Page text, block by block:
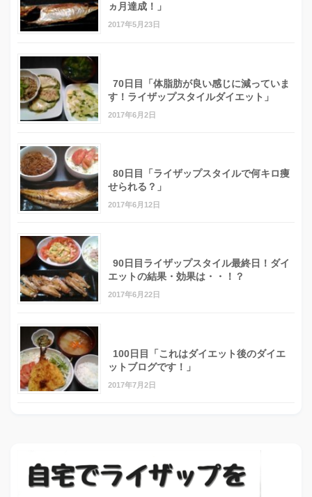
ヵ月達成！」
2017年5月23日
70日目「体脂肪が良い感じに減っていま
す！ライザップスタイルダイエット」
2017年6月2日
80日目「ライザップスタイルで何キロ痩
せられる？」
2017年6月12日
90日目ライザップスタイル最終日！ダイ
エットの結果・効果は・・！？
2017年6月22日
100日目「これはダイエット後のダイエ
ットブログです！」
2017年7月2日